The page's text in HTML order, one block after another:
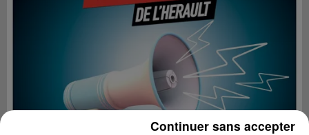
Continuer sans accepter